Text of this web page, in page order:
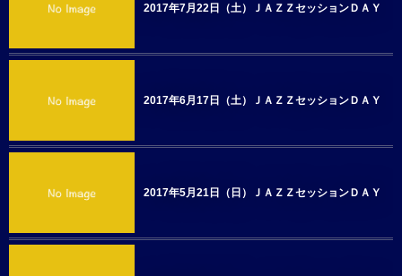
2017年7月22日（土）ＪＡＺＺセッションＤＡＹ
2017年6月17日（土）ＪＡＺＺセッションＤＡＹ
2017年5月21日（日）ＪＡＺＺセッションＤＡＹ